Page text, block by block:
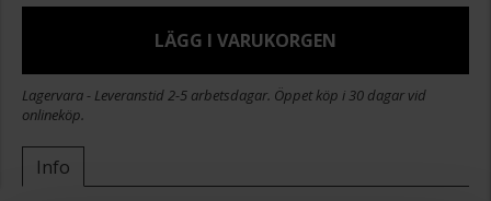
LÄGG I VARUKORGEN
Lagervara - Leveranstid 2-5 arbetsdagar. Öppet köp i 30 dagar vid
onlineköp.
Info